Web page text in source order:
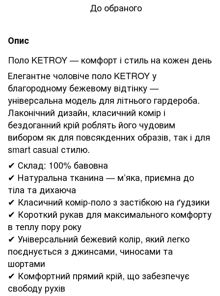
До обраного
Опис
Поло KETROY — комфорт і стиль на кожен день
Елегантне чоловіче поло KETROY у
благородному бежевому відтінку —
універсальна модель для літнього гардероба.
Лаконічний дизайн, класичний комір і
бездоганний крій роблять його чудовим
вибором як для повсякденних образів, так і для
smart casual стилю.
✔ Склад: 100% бавовна
✔ Натуральна тканина — м’яка, приємна до
тіла та дихаюча
✔ Класичний комір-поло з застібкою на ґудзики
✔ Короткий рукав для максимального комфорту
в теплу пору року
✔ Універсальний бежевий колір, який легко
поєднується з джинсами, чиносами та
шортами
✔ Комфортний прямий крій, що забезпечує
свободу рухів